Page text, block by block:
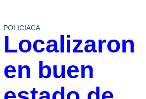
POLICIACA
Localizaron
en buen